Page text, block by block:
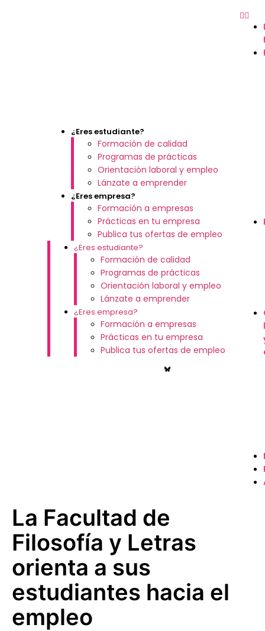
¿Eres estudiante?
Formación de calidad
Programas de prácticas
Orientación laboral y empleo
Lánzate a emprender
¿Eres empresa?
Formación a empresas
Prácticas en tu empresa
Publica tus ofertas de empleo
¿Eres estudiante?
Formación de calidad
Programas de prácticas
Orientación laboral y empleo
Lánzate a emprender
¿Eres empresa?
Formación a empresas
Prácticas en tu empresa
Publica tus ofertas de empleo
La Facultad de
Filosofía y Letras
orienta a sus
estudiantes hacia el
empleo